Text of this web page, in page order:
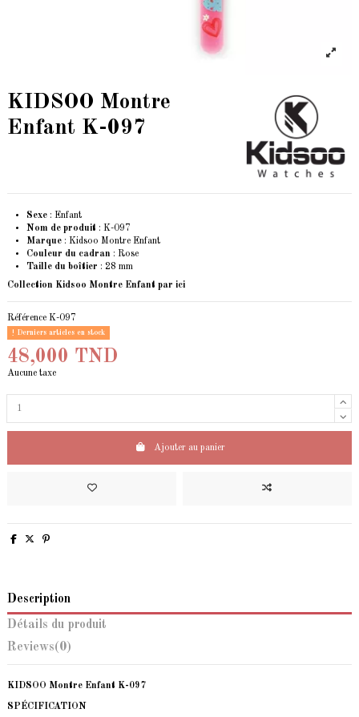
KIDSOO Montre
Enfant K-097
Sexe : Enfant
Nom de produit : K-097
Marque : Kidsoo Montre Enfant
Couleur du cadran : Rose
Taille du boîtier : 28 mm
Collection Kidsoo Montre Enfant par ici
Référence K-097
Derniers articles en stock
48,000 TND
Aucune taxe
Ajouter au panier
Description
Détails du produit
Reviews(0)
KIDSOO Montre Enfant K-097
SPÉCIFICATION